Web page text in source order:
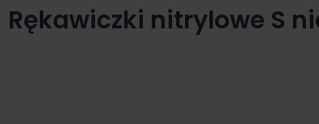
Rękawiczki nitrylowe S